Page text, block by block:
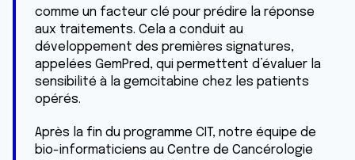
comme un facteur clé pour prédire la réponse
aux traitements. Cela a conduit au
développement des premières signatures,
appelées GemPred, qui permettent d’évaluer la
sensibilité à la gemcitabine chez les patients
opérés.
Après la fin du programme CIT, notre équipe de
bio-informaticiens au Centre de Cancérologie